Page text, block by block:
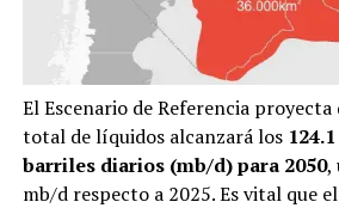
El Escenario de Referencia proyecta
total de líquidos alcanzará los
barriles diarios (mb/d) para 2050,
mb/d respecto a 2025. Es vital que